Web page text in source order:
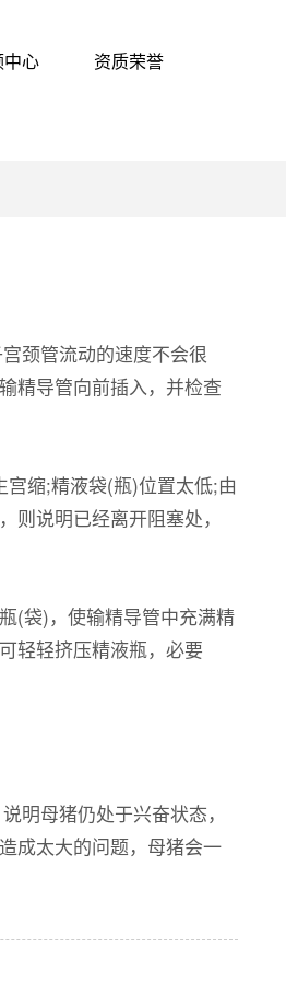
心 资质荣誉
颈管流动的速度不会很
精导管向前插入，并检查
缩;精液袋(瓶)位置太低;由
说明已经离开阻塞处，
(袋)，使输精导管中充满精
轻轻挤压精液瓶，必要
母猪仍处于兴奋状态，
成太大的问题，母猪会一